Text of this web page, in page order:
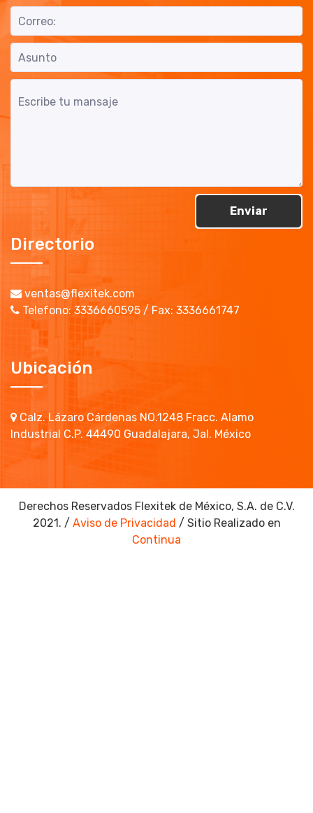
Enviar
Directorio
ventas@flexitek.com
Telefono: 3336660595 / Fax: 3336661747
Ubicación
Calz. Lázaro Cárdenas NO.1248 Fracc. Alamo
Industrial C.P. 44490 Guadalajara, Jal. México
Derechos Reservados Flexitek de México, S.A. de C.V.
2021. / Aviso de Privacidad / Sitio Realizado en
Continua